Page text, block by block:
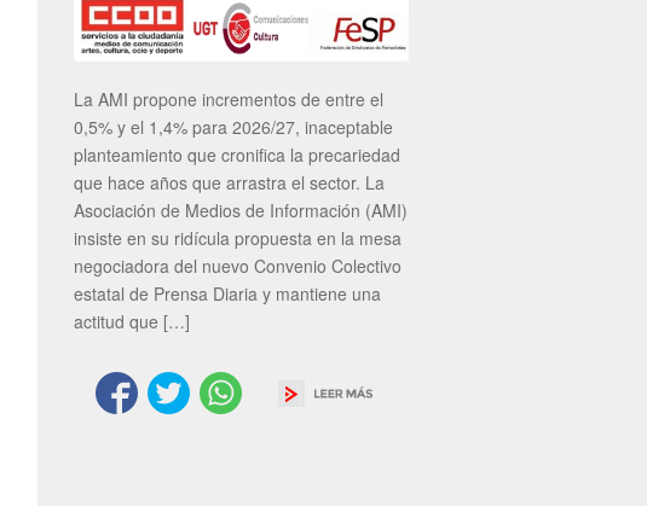
La AMI propone incrementos de entre el
0,5% y el 1,4% para 2026/27, inaceptable
planteamiento que cronifica la precariedad
que hace años que arrastra el sector. La
Asociación de Medios de Información (AMI)
insiste en su ridícula propuesta en la mesa
negociadora del nuevo Convenio Colectivo
estatal de Prensa Diaria y mantiene una
actitud que […]